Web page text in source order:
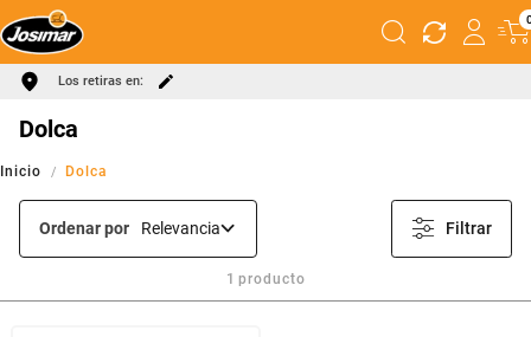
Los retiras en:
Dolca
Dolca
Ordenar por Relevancia Filtrar
1 producto